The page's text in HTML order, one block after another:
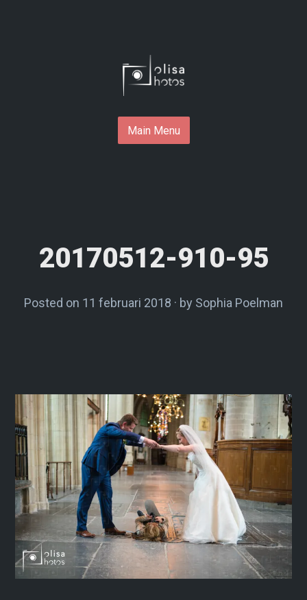
Main Menu
20170512-910-95
Posted on 11 februari 2018 by Sophia Poelman